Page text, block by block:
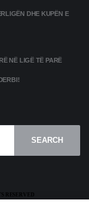
DHE KUPËN E
NË LIGË TË PARË
SEARCH
RESERVED